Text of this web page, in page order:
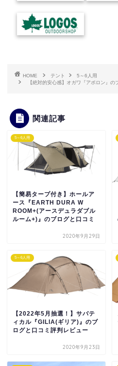
HOME テント
5～6人用
【絶対的安心感】オガワ『アポロン』
関連記事
5～6人用
【簡易タープ付き】ホールア
ース『EARTH DURA W
ROOM+(アースデュラダブル
ルーム+)』のブログと口コミ
2020年9月29日
5～6人用
【2022年5月抽選！】サバテ
ィカル『GILIA(ギリア)』のブ
ログと口コミ評判レビュー
2020年9月23日